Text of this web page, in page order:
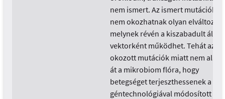
nem ismert. Az ismert mutációk
nem okozhatnak olyan
melynek révén a kiszabadult állat
vektorként működhet. Tehát az
okozott mutációk miatt nem
át a mikrobiom flóra, hogy
betegséget terjeszthessenek a
géntechnológiával módosított